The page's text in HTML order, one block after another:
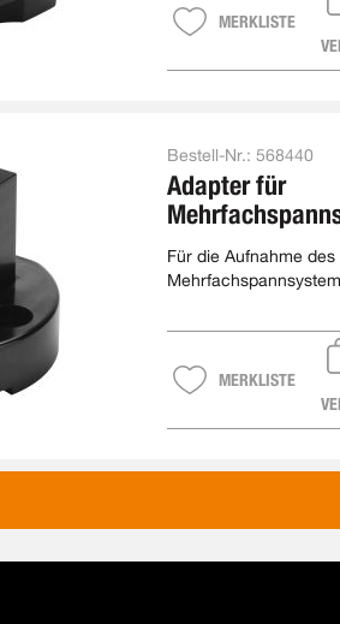
MERKLISTE
Bestell-Nr.: 568440
Adapter für
"EasyVise"
Für die Aufnahme des
MERKLISTE